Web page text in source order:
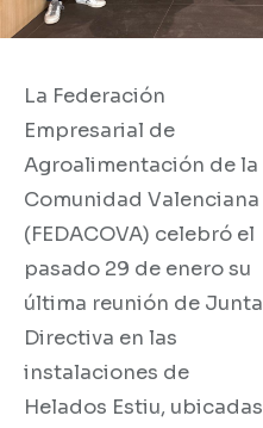
La Federación
Empresarial de
Agroalimentación de la
Comunidad Valenciana
(FEDACOVA) celebró el
pasado 29 de enero su
última reunión de Junta
Directiva en las
instalaciones de
Helados Estiu, ubicadas